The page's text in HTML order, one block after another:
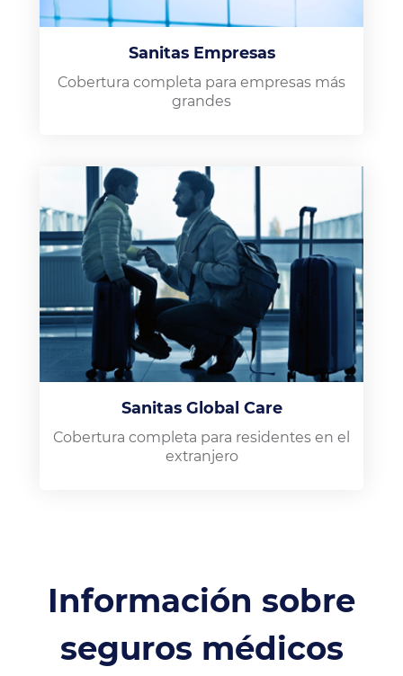
Sanitas Empresas
Cobertura completa para empresas más
grandes
Sanitas Global Care
Cobertura completa para residentes en el
extranjero
Información sobre
seguros médicos